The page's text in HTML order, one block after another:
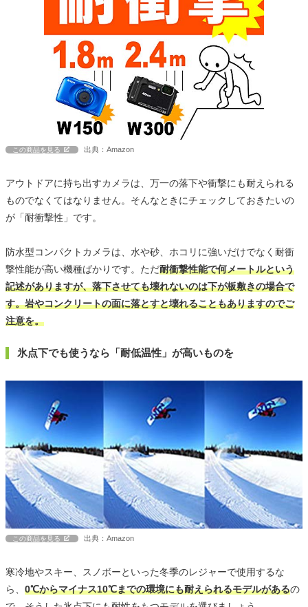
この商品を見る 出典：Amazon
アウトドアに持ち出すカメラは、万一の落下や衝撃にも耐えられる
ものでなくてはなりません。そんなときにチェックしておきたいの
が「耐衝撃性」です。
防水型コンパクトカメラは、水や砂、ホコリに強いだけでなく耐衝
撃性能が高い機種ばかりです。ただ耐衝撃性能で何メートルという
記述がありますが、落下させても壊れないのは下が板敷きの場合で
す。岩やコンクリートの面に落とすと壊れることもありますのでご
注意を。
氷点下でも使うなら「耐低温性」が高いものを
この商品を見る 出典：Amazon
寒冷地やスキー、スノボーといった冬季のレジャーで使用するな
ら、 0℃からマイナス10℃までの環境にも耐えられるモデルがあるの